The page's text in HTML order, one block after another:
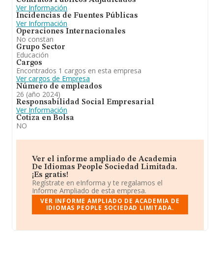
en el territorio) frente al 2023.
Ver Información
Incidencias de Fuentes Públicas
Ver Información
Operaciones Internacionales
No constan
Grupo Sector
Educación
Cargos
Encontrados 1 cargos en esta empresa
Ver cargos de Empresa
Número de empleados
26 (año 2024)
Responsabilidad Social Empresarial
Ver Información
Cotiza en Bolsa
NO
Ver el informe ampliado de Academia
De Idiomas People Sociedad Limitada.
¡Es gratis!
Regístrate en eInforma y te regalamos el
Informe Ampliado de esta empresa.
VER INFORME AMPLIADO DE ACADEMIA DE
IDIOMAS PEOPLE SOCIEDAD LIMITADA.